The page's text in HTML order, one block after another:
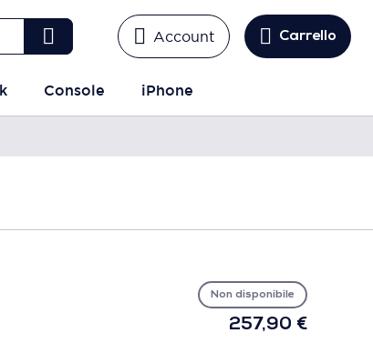
Account Carrello
Console iPhone
Non disponibile
257,90 €